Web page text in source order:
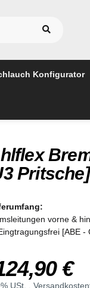
Konfigurator
vorne &
[ABE -
€
USt. ,